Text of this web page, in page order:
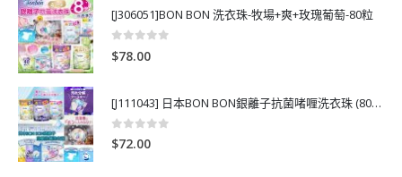
[J306051]BON BON 洗衣珠-牧場+爽+玫瑰葡萄-80粒
0
$78.00
[J111043] 日本BON BON銀離子抗菌啫喱洗衣珠 (80粒)
0out of 5
$72.00